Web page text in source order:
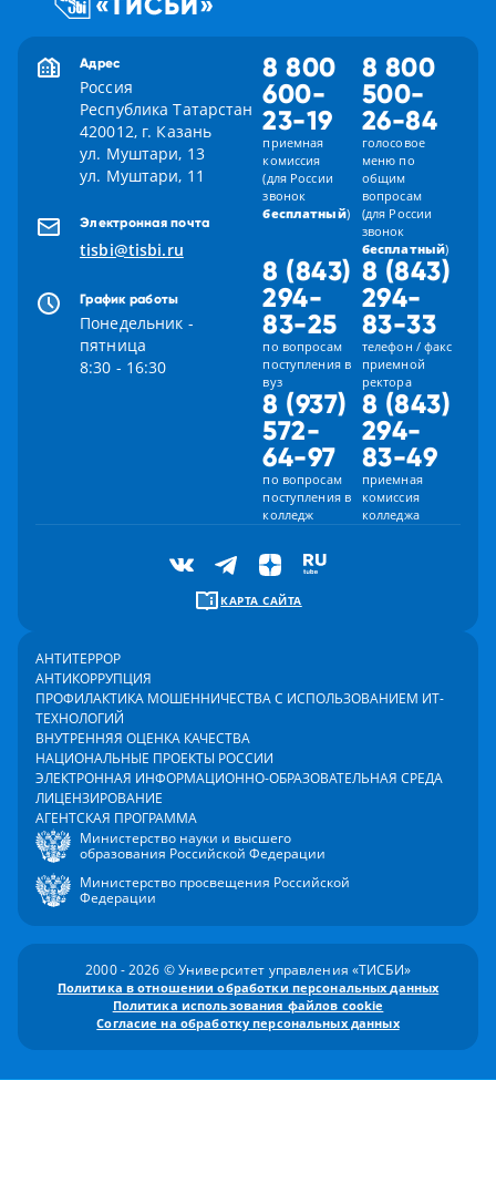
Адрес
Россия
Республика Татарстан
420012, г. Казань
ул. Муштари, 13
ул. Муштари, 11
Электронная почта
tisbi@tisbi.ru
График работы
Понедельник -
пятница
8:30 - 16:30
8 800
600-
23-19
приемная
комиссия
(для России
звонок
бесплатный)
8 800
500-
26-84
голосовое
меню по
общим
вопросам
(для России
звонок
бесплатный)
8 (843)
294-
83-25
по вопросам
поступления в
вуз
8 (843)
294-
83-33
телефон / факс
приемной
ректора
8 (937)
572-
64-97
по вопросам
поступления в
колледж
8 (843)
294-
83-49
приемная
комиссия
колледжа
КАРТА САЙТА
АНТИТЕРРОР
АНТИКОРРУПЦИЯ
ПРОФИЛАКТИКА МОШЕННИЧЕСТВА С ИСПОЛЬЗОВАНИЕМ ИТ-
ТЕХНОЛОГИЙ
ВНУТРЕННЯЯ ОЦЕНКА КАЧЕСТВА
НАЦИОНАЛЬНЫЕ ПРОЕКТЫ РОССИИ
ЭЛЕКТРОННАЯ ИНФОРМАЦИОННО-ОБРАЗОВАТЕЛЬНАЯ СРЕДА
ЛИЦЕНЗИРОВАНИЕ
АГЕНТСКАЯ ПРОГРАММА
Министерство науки и высшего
образования Российской Федерации
Министерство просвещения Российской
Федерации
2000 - 2026 © Университет управления «ТИСБИ»
Политика в отношении обработки персональных данных
Политика использования файлов cookie
Согласие на обработку персональных данных